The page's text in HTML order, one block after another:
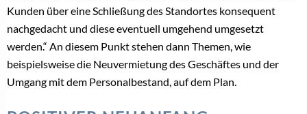
Kunden über eine Schließung des Standortes konsequent
nachgedacht und diese eventuell umgehend umgesetzt
werden.“ An diesem Punkt stehen dann Themen, wie
beispielsweise die Neuvermietung des Geschäftes und der
Umgang mit dem Personalbestand, auf dem Plan.